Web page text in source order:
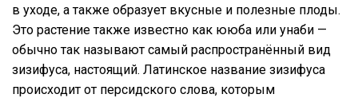
в уходе, а также образует вкусные и полезные плоды.
Это растение также известно как ююба или унаби —
обычно так называют самый распространённый вид
зизифуса, настоящий. Латинское название зизифуса
происходит от персидского слова, которым